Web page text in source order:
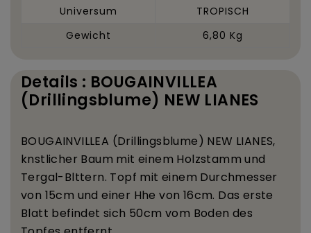
Universum
TROPISCH
Gewicht
6,80 Kg
Details : BOUGAINVILLEA
(Drillingsblume) NEW LIANES
BOUGAINVILLEA (Drillingsblume) NEW LIANES,
knstlicher Baum mit einem Holzstamm und
Tergal-Blttern. Topf mit einem Durchmesser
von 15cm und einer Hhe von 16cm. Das erste
Blatt befindet sich 50cm vom Boden des